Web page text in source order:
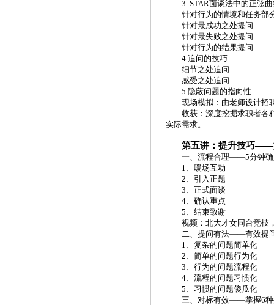
3. STAR面谈法中的正弦
针对行为的情境和任务部
针对最成功之处提问
针对最失败之处提问
针对行为的结果提问
4.追问的技巧
细节之处追问
感受之处追问
5.隐蔽问题的指向性
现场模拟：由老师设计招
收获：深度挖掘求职者各
实际需求。
第五讲：提升技巧——
一、流程合理——5分钟确
1、暖场互动
2、引入正题
3、正式面谈
4、确认重点
5、结束致谢
视频：北大才女同台竞技
二、提问有法——有效提
1、复杂的问题简单化
2、简单的问题行为化
3、行为的问题流程化
4、流程的问题习惯化
5、习惯的问题傻瓜化
三、对标有效——掌握6种